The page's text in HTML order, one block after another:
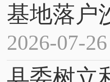
基地落户
2026-07-26